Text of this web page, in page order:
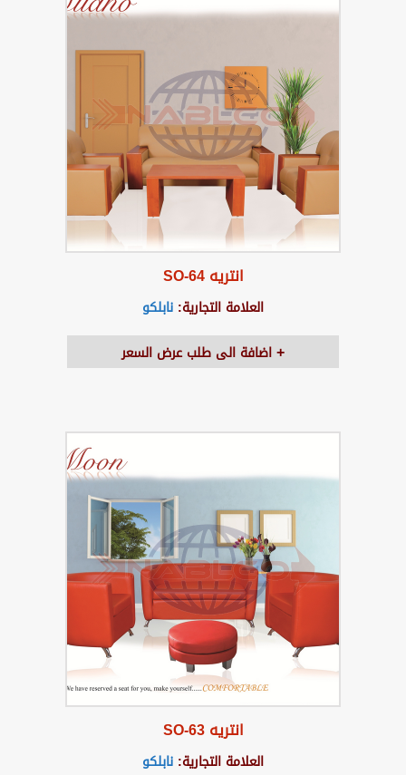
انتريه SO-64
العلامة التجارية: نابلكو
اضافة الى طلب عرض السعر
انتريه SO-63
العلامة التجارية: نابلكو